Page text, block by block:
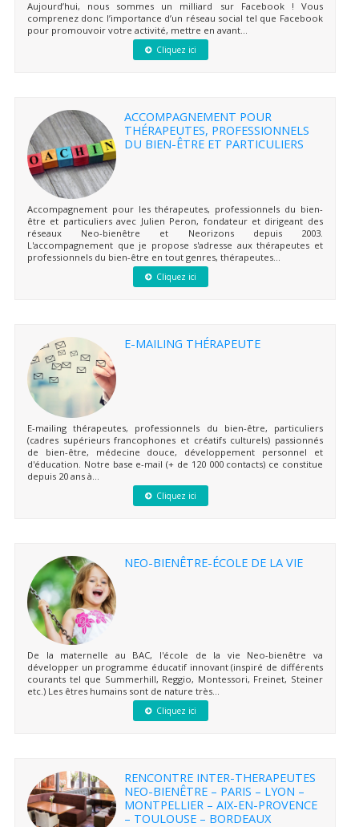
Aujourd’hui, nous sommes un milliard sur Facebook ! Vous
comprenez donc l’importance d’un réseau social tel que Facebook
pour promouvoir votre activité, mettre en avant...
Cliquez ici
ACCOMPAGNEMENT POUR
THÉRAPEUTES, PROFESSIONNELS
DU BIEN-ÊTRE ET PARTICULIERS
Accompagnement pour les thérapeutes, professionnels du bien-
être et particuliers avec Julien Peron, fondateur et dirigeant des
réseaux Neo-bienêtre et Neorizons depuis 2003.
L'accompagnement que je propose s'adresse aux thérapeutes et
professionnels du bien-être en tout genres, thérapeutes...
Cliquez ici
E-MAILING THÉRAPEUTE
E-mailing thérapeutes, professionnels du bien-être, particuliers
(cadres supérieurs francophones et créatifs culturels) passionnés
de bien-être, médecine douce, développement personnel et
d'éducation. Notre base e-mail (+ de 120 000 contacts) ce constitue
depuis 20 ans à...
Cliquez ici
NEO-BIENÊTRE-ÉCOLE DE LA VIE
De la maternelle au BAC, l'école de la vie Neo-bienêtre va
développer un programme éducatif innovant (inspiré de différents
courants tel que Summerhill, Reggio, Montessori, Freinet, Steiner
etc.) Les êtres humains sont de nature très...
Cliquez ici
RENCONTRE INTER-THERAPEUTES
NEO-BIENÊTRE – PARIS – LYON –
MONTPELLIER – AIX-EN-PROVENCE
– TOULOUSE – BORDEAUX